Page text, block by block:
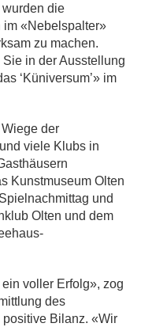
die
«Nebelspalter»
zu machen.
in der Ausstellung
‘Küniversum’» im
der
viele Klubs in
Kunstmuseum Olten
und
Olten und dem
voller Erfolg», zog
des
positive Bilanz. «Wir